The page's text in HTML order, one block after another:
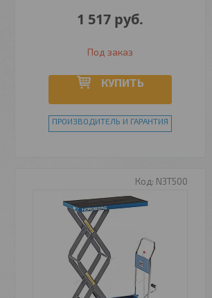
1 517 руб.
Под заказ
КУПИТЬ
ПРОИЗВОДИТЕЛЬ И ГАРАНТИЯ
N3T500